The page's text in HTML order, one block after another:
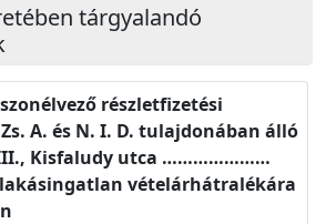
tárgyalandó
részletfizetési
A. és N. I. D. tulajdonában álló
Kisfaludy utca …………………
vételárhátralékára